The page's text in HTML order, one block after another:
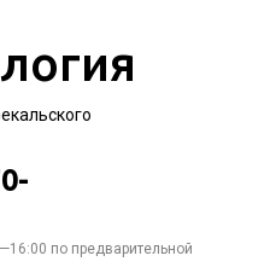
по предварительной